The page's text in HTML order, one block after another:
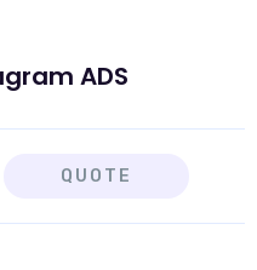
ADS
QUOTE